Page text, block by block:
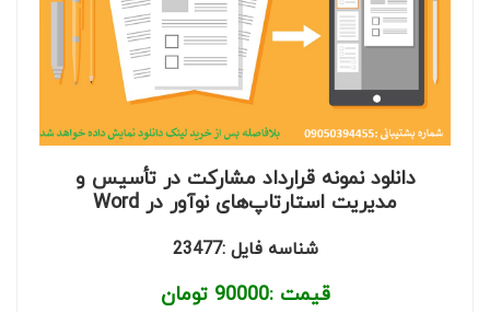
دانلود نمونه قرارداد مشارکت در تأسیس و
مدیریت استارتاپ‌های نوآور در Word
شناسه فایل :23477
قیمت :90000 تومان